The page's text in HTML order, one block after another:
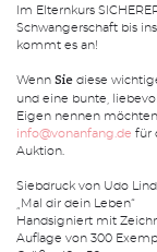
Im Elternkurs
Schwangerschaft bis
kommt es an!
Wenn Sie diese
und eine bunte,
Eigen nennen
info@vonanfang.de für
Auktion.
Siebdruck von Udo
„Mal dir dein Leben“
Handsigniert mit
Auflage von 300